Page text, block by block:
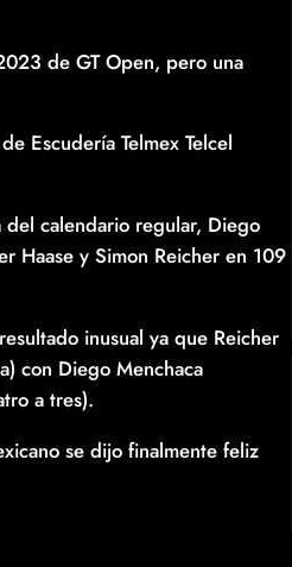
de GT Open, pero una
Escudería Telmex Telcel
calendario regular, Diego
Haase y Simon Reicher en 109
inusual ya que Reicher
con Diego Menchaca
a tres).
se dijo finalmente feliz